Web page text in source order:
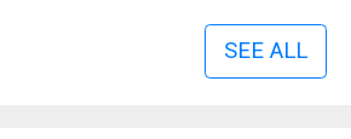
SEE ALL